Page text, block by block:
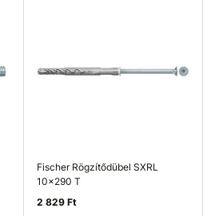
Fischer Rögzítődübel SXRL
10x290 T
2 829 Ft